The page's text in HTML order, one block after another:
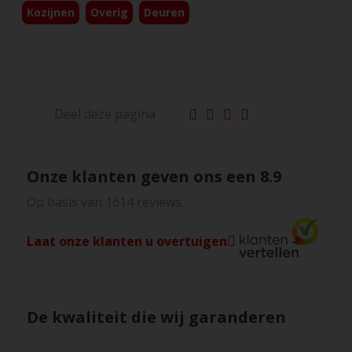
Kozijnen Overig Deuren
Onze klanten geven ons een 8.9
Laat onze klanten u overtuigen
De kwaliteit die wij garanderen